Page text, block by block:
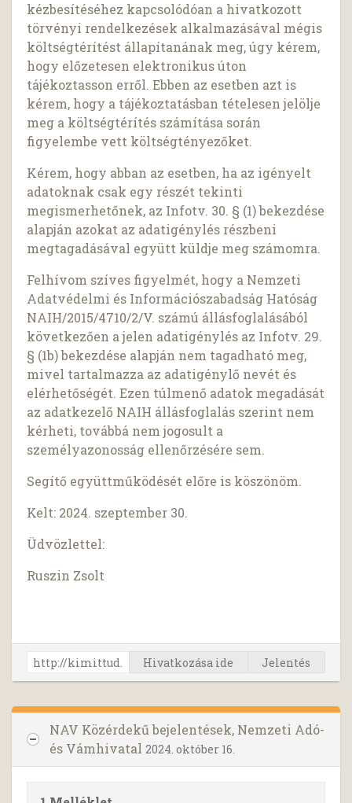
kézbesítéséhez kapcsolódóan a hivatkozott
törvényi rendelkezések alkalmazásával mégis
költségtérítést állapítanának meg, úgy kérem,
hogy előzetesen elektronikus úton
tájékoztasson erről. Ebben az esetben azt is
kérem, hogy a tájékoztatásban tételesen jelölje
meg a költségtérítés számítása során
figyelembe vett költségtényezőket.
Kérem, hogy abban az esetben, ha az igényelt
adatoknak csak egy részét tekinti
megismerhetőnek, az Infotv. 30. § (1) bekezdése
alapján azokat az adatigénylés részbeni
megtagadásával együtt küldje meg számomra.
Felhívom szíves figyelmét, hogy a Nemzeti
Adatvédelmi és Információszabadság Hatóság
NAIH/2015/4710/2/V. számú állásfoglalásából
következően a jelen adatigénylés az Infotv. 29.
§ (1b) bekezdése alapján nem tagadható meg,
mivel tartalmazza az adatigénylő nevét és
elérhetőségét. Ezen túlmenő adatok megadását
az adatkezelő NAIH állásfoglalás szerint nem
kérheti, továbbá nem jogosult a
személyazonosság ellenőrzésére sem.
Segítő együttműködését előre is köszönöm.
Kelt: 2024. szeptember 30.
Üdvözlettel:
Ruszin Zsolt
Hivatkozása ide Jelentés
NAV Közérdekű bejelentések, Nemzeti Adó-
és Vámhivatal 2024. október 16.